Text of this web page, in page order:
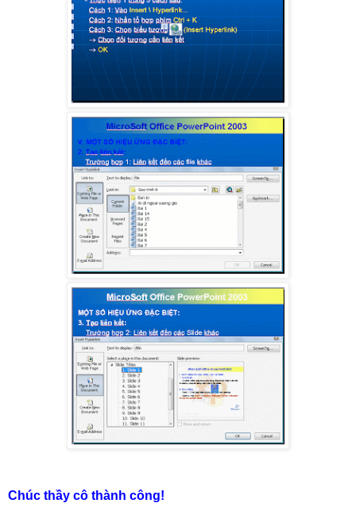
Chúc thầy cô thành công!